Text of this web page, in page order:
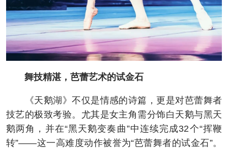
舞技精湛，芭蕾艺术的试金石
《天鹅湖》不仅是情感的诗篇，更是对芭蕾舞者
技艺的极致考验。尤其是女主角需分饰白天鹅与黑天
鹅两角，并在“黑天鹅变奏曲”中连续完成32个“挥鞭
转”——这一高难度动作被誉为“芭蕾舞者的试金石”。